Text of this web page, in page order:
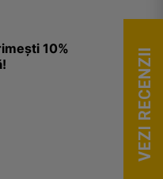
10%
VEZI RECENZII